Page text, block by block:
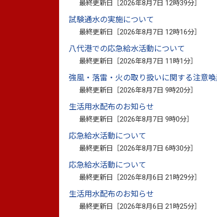
最終更新日［2026年8月7日 12時39分
試験通水の実施について
最終更新日［2026年8月7日 12時16分
八代港での応急給水活動について
最終更新日［2026年8月7日 11時1分
強風・落雷・火の取り扱いに関する注意
最終更新日［2026年8月7日 9時20分
生活用水配布のお知らせ
最終更新日［2026年8月7日 9時0分
応急給水活動について
最終更新日［2026年8月7日 6時30分
応急給水活動について
最終更新日［2026年8月6日 21時29分
生活用水配布のお知らせ
最終更新日［2026年8月6日 21時25分
提案が、SDGsの達成に向け優れた取組を
を行う自治体として「自治体SDGsモデル
されました。